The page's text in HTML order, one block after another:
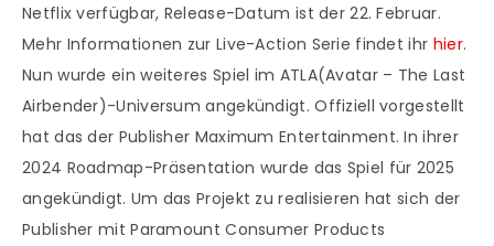
Netflix verfügbar, Release-Datum ist der 22. Februar.
Mehr Informationen zur Live-Action Serie findet ihr hier.
Nun wurde ein weiteres Spiel im ATLA(Avatar – The Last
Airbender)-Universum angekündigt. Offiziell vorgestellt
hat das der Publisher Maximum Entertainment. In ihrer
2024 Roadmap-Präsentation wurde das Spiel für 2025
angekündigt. Um das Projekt zu realisieren hat sich der
Publisher mit Paramount Consumer Products